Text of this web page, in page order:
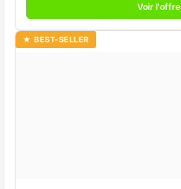
Voir l'offre
★ BEST-SELLER